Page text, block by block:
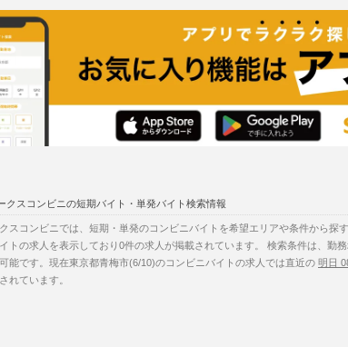
クスコンビニの短期バイト・単発バイト検索情報
スコンビニでは、短期・単発のコンビニバイトを希望エリアや条件から探
トの求人を表示しており0件の求人が掲載されています。 検索条件は、勤
能です。現在東京都青梅市(6/10)のコンビニバイトの求人では直近の 明日
れています。